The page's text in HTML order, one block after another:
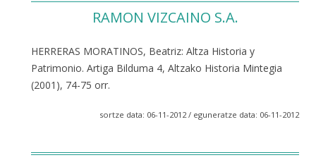
RAMON VIZCAINO S.A.
HERRERAS MORATINOS, Beatriz: Altza Historia y
Patrimonio. Artiga Bilduma 4, Altzako Historia Mintegia
(2001), 74-75 orr.
sortze data: 06-11-2012 / eguneratze data: 06-11-2012